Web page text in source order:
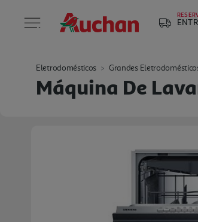
Eletrodomésticos Grandes
Máquina De